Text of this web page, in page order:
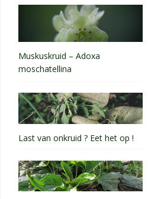
Muskuskruid – Adoxa
moschatellina
Last van onkruid ? Eet het op !